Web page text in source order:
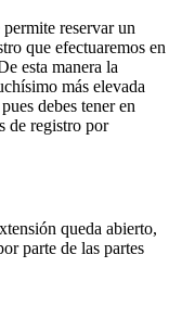
reservar un
que efectuaremos en
esta manera la
más elevada
debes tener en
de registro por
queda abierto,
parte de las partes